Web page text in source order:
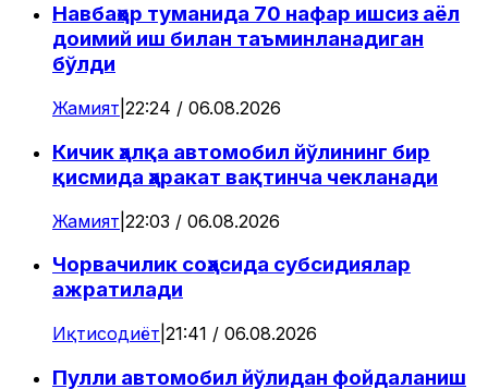
Навбаҳор туманида 70 нафар ишсиз аёл
доимий иш билан таъминланадиган
бўлди
Жамият 22:24 / 06.08.2026
Кичик ҳалқа автомобил йўлининг бир
қисмида ҳаракат вақтинча чекланади
Жамият 22:03 / 06.08.2026
Чорвачилик соҳасида субсидиялар
ажратилади
Иқтисодиёт 21:41 / 06.08.2026
Пулли автомобил йўлидан фойдаланиш